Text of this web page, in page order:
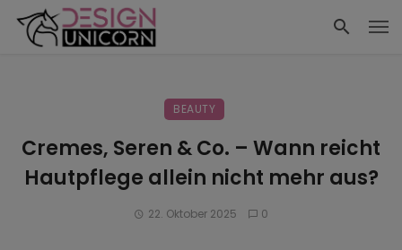
BEAUTY
Cremes, Seren & Co. – Wann reicht
Hautpflege allein nicht mehr aus?
22. Oktober 2025 0